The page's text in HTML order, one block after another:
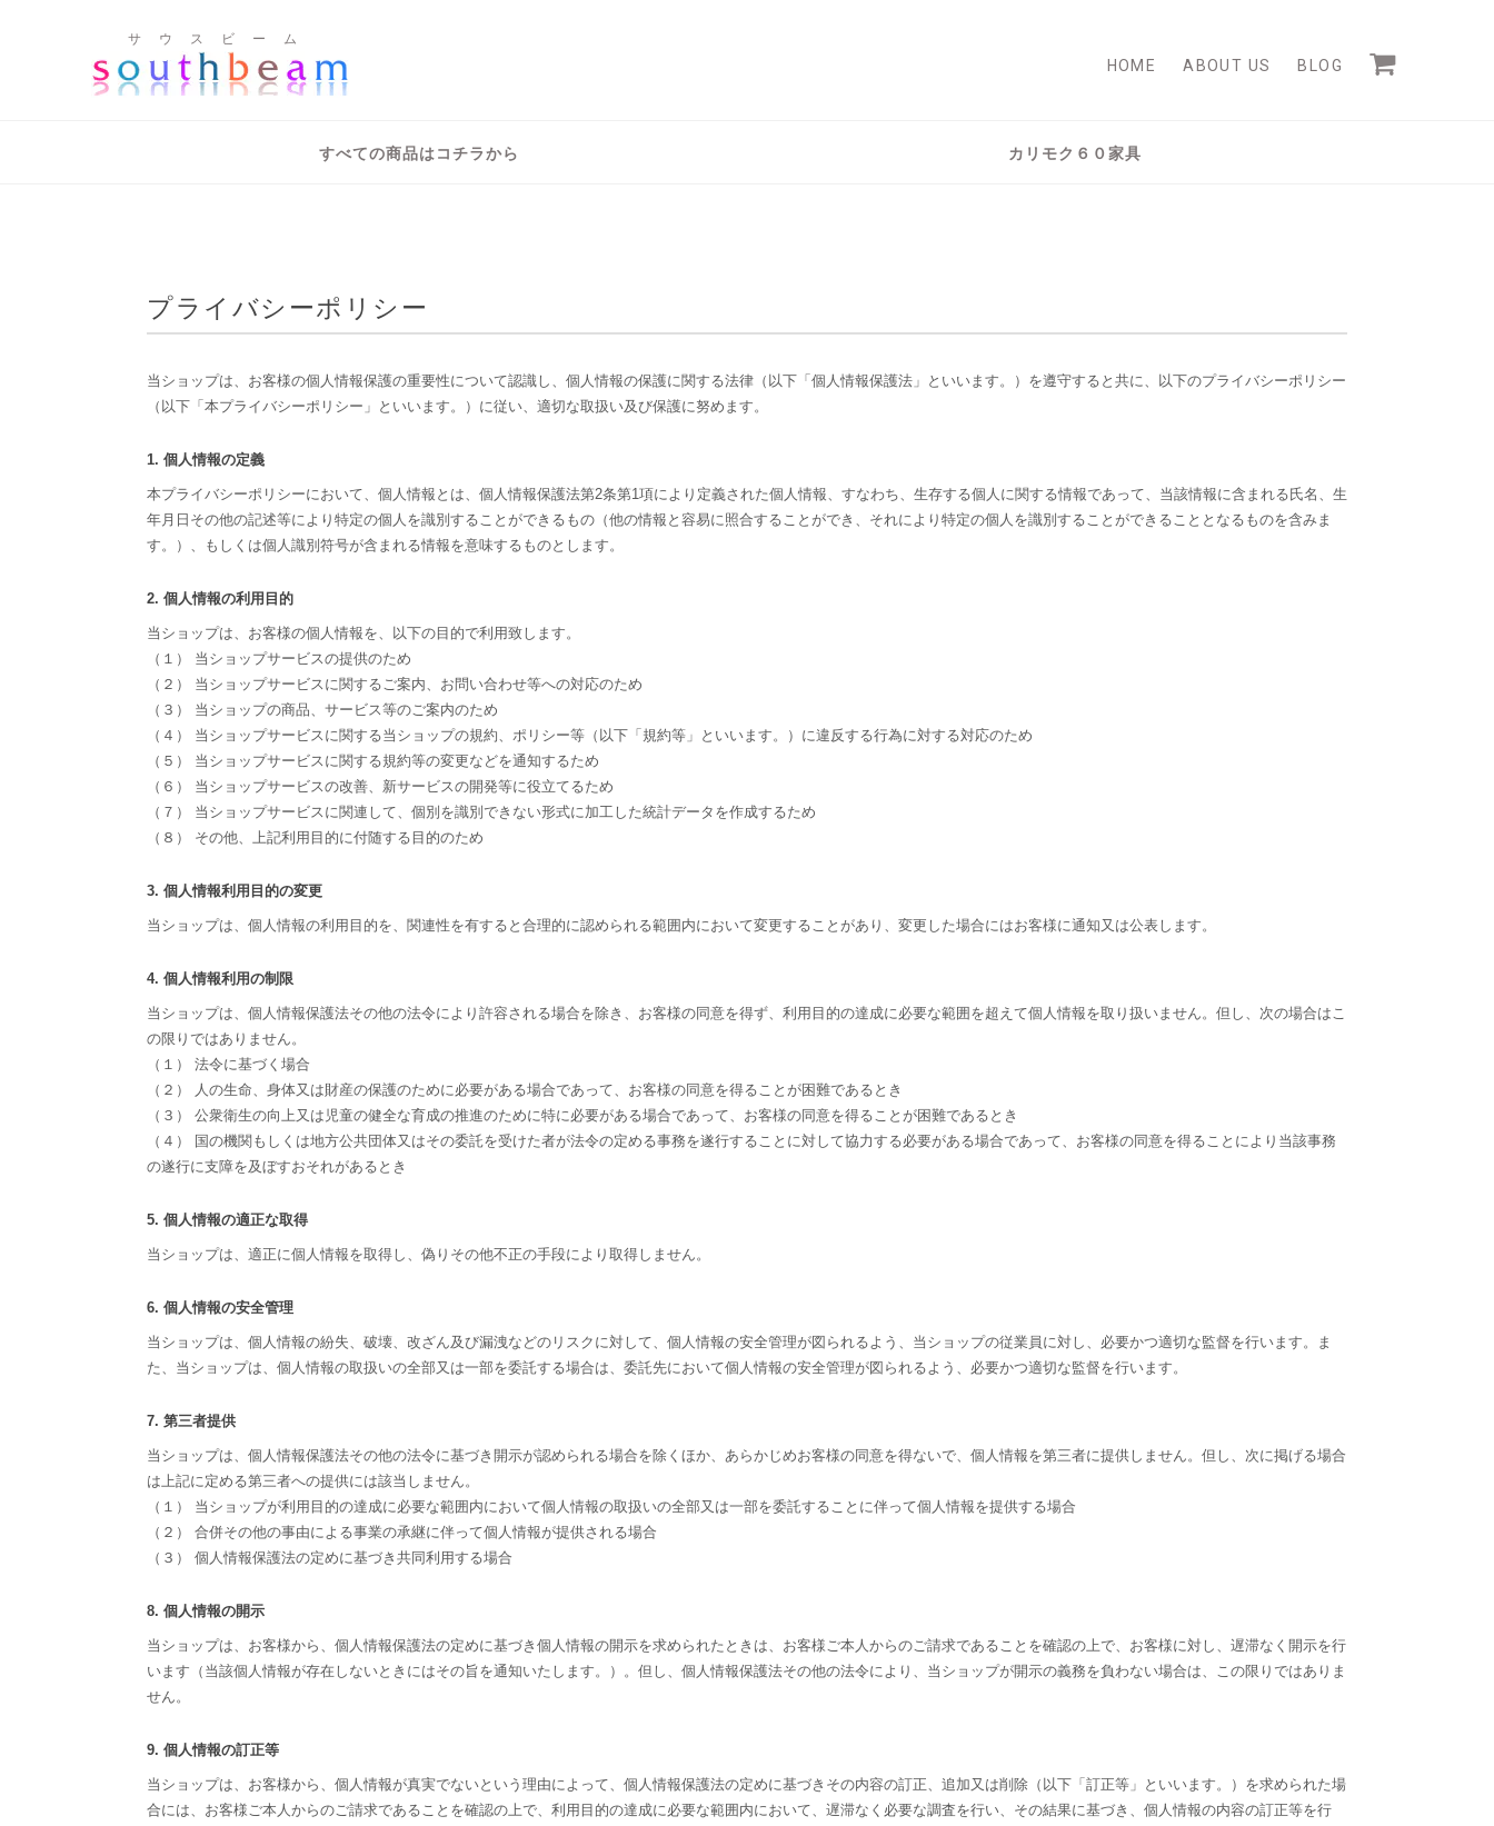
サ ウ ス ビ ー ム
HOME ABOUT US BLOG
すべての商品はコチラから カリモク６０家具
プライバシーポリシー
当ショップは、お客様の個人情報保護の重要性について認識し、個人情報の保護に関する法律（以下「個人情報保護法」といいます。）を遵守すると共に、以下のプライバシーポリシー
（以下「本プライバシーポリシー」といいます。）に従い、適切な取扱い及び保護に努めます。
1. 個人情報の定義
本プライバシーポリシーにおいて、個人情報とは、個人情報保護法第2条第1項により定義された個人情報、すなわち、生存する個人に関する情報であって、当該情報に含まれる氏名、生
年月日その他の記述等により特定の個人を識別することができるもの（他の情報と容易に照合することができ、それにより特定の個人を識別することができることとなるものを含みま
す。）、もしくは個人識別符号が含まれる情報を意味するものとします。
2. 個人情報の利用目的
当ショップは、お客様の個人情報を、以下の目的で利用致します。
（１） 当ショップサービスの提供のため
（２） 当ショップサービスに関するご案内、お問い合わせ等への対応のため
（３） 当ショップの商品、サービス等のご案内のため
（４） 当ショップサービスに関する当ショップの規約、ポリシー等（以下「規約等」といいます。）に違反する行為に対する対応のため
（５） 当ショップサービスに関する規約等の変更などを通知するため
（６） 当ショップサービスの改善、新サービスの開発等に役立てるため
（７） 当ショップサービスに関連して、個別を識別できない形式に加工した統計データを作成するため
（８） その他、上記利用目的に付随する目的のため
3. 個人情報利用目的の変更
当ショップは、個人情報の利用目的を、関連性を有すると合理的に認められる範囲内において変更することがあり、変更した場合にはお客様に通知又は公表します。
4. 個人情報利用の制限
当ショップは、個人情報保護法その他の法令により許容される場合を除き、お客様の同意を得ず、利用目的の達成に必要な範囲を超えて個人情報を取り扱いません。但し、次の場合はこ
の限りではありません。
（１） 法令に基づく場合
（２） 人の生命、身体又は財産の保護のために必要がある場合であって、お客様の同意を得ることが困難であるとき
（３） 公衆衛生の向上又は児童の健全な育成の推進のために特に必要がある場合であって、お客様の同意を得ることが困難であるとき
（４） 国の機関もしくは地方公共団体又はその委託を受けた者が法令の定める事務を遂行することに対して協力する必要がある場合であって、お客様の同意を得ることにより当該事務
の遂行に支障を及ぼすおそれがあるとき
5. 個人情報の適正な取得
当ショップは、適正に個人情報を取得し、偽りその他不正の手段により取得しません。
6. 個人情報の安全管理
当ショップは、個人情報の紛失、破壊、改ざん及び漏洩などのリスクに対して、個人情報の安全管理が図られるよう、当ショップの従業員に対し、必要かつ適切な監督を行います。ま
た、当ショップは、個人情報の取扱いの全部又は一部を委託する場合は、委託先において個人情報の安全管理が図られるよう、必要かつ適切な監督を行います。
7. 第三者提供
当ショップは、個人情報保護法その他の法令に基づき開示が認められる場合を除くほか、あらかじめお客様の同意を得ないで、個人情報を第三者に提供しません。但し、次に掲げる場合
は上記に定める第三者への提供には該当しません。
（１） 当ショップが利用目的の達成に必要な範囲内において個人情報の取扱いの全部又は一部を委託することに伴って個人情報を提供する場合
（２） 合併その他の事由による事業の承継に伴って個人情報が提供される場合
（３） 個人情報保護法の定めに基づき共同利用する場合
8. 個人情報の開示
当ショップは、お客様から、個人情報保護法の定めに基づき個人情報の開示を求められたときは、お客様ご本人からのご請求であることを確認の上で、お客様に対し、遅滞なく開示を行
います（当該個人情報が存在しないときにはその旨を通知いたします。）。但し、個人情報保護法その他の法令により、当ショップが開示の義務を負わない場合は、この限りではありま
せん。
9. 個人情報の訂正等
当ショップは、お客様から、個人情報が真実でないという理由によって、個人情報保護法の定めに基づきその内容の訂正、追加又は削除（以下「訂正等」といいます。）を求められた場
合には、お客様ご本人からのご請求であることを確認の上で、利用目的の達成に必要な範囲内において、遅滞なく必要な調査を行い、その結果に基づき、個人情報の内容の訂正等を行